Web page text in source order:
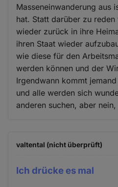
Masseneinwanderung aus
hat. Statt darüber zu
wieder zurück in ihre
ihren Staat wieder
wie diese für den
werden können und der
Irgendwann kommt
und alle werden sich
anderen suchen, aber
valtental (nicht überprüft)
Ich drücke es mal